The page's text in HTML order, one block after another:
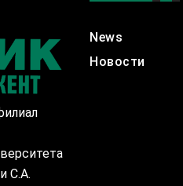
С.А.
News
Новости